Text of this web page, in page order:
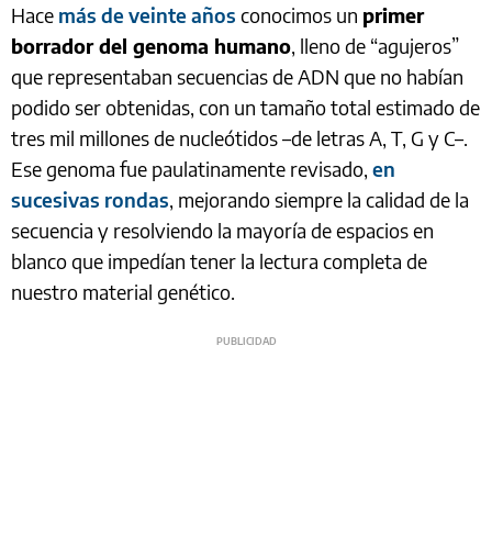
Hace más de veinte años conocimos un primer
borrador del genoma humano, lleno de “agujeros”
que representaban secuencias de ADN que no habían
podido ser obtenidas, con un tamaño total estimado de
tres mil millones de nucleótidos –de letras A, T, G y C–.
Ese genoma fue paulatinamente revisado, en
sucesivas rondas, mejorando siempre la calidad de la
secuencia y resolviendo la mayoría de espacios en
blanco que impedían tener la lectura completa de
nuestro material genético.